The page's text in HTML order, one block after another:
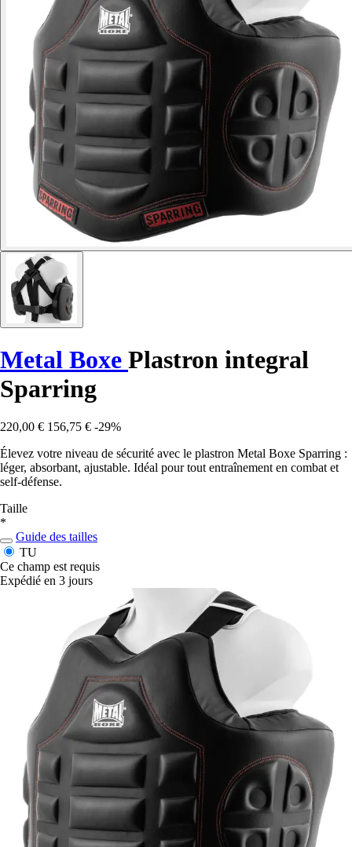
Metal Boxe Plastron integral
Sparring
220,00 € 156,75 € -29%
Élevez votre niveau de sécurité avec le plastron Metal Boxe Sparring :
léger, absorbant, ajustable. Idéal pour tout entraînement en combat et
self-défense.
Taille
*
Guide des tailles
TU
Ce champ est requis
Expédié en 3 jours